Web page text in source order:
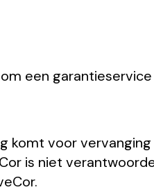
om een
komt voor
is niet